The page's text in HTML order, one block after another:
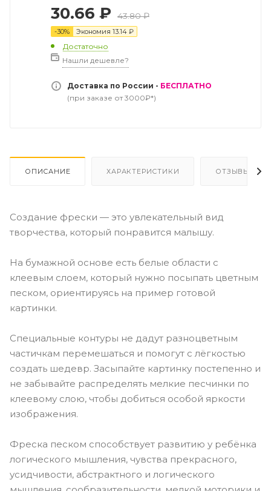
30.66 ₽ 43.80₽
-30% Экономия 13.14 ₽
Достаточно
Нашли дешевле?
Доставка по России - БЕСПЛАТНО
(при заказе от 3000₽*)
ОПИСАНИЕ ХАРАКТЕРИСТИКИ ОТЗЫВЫ
Создание фрески — это увлекательный вид
творчества, который понравится малышу.
На бумажной основе есть белые области с
клеевым слоем, который нужно посыпать цветным
песком, ориентируясь на пример готовой
картинки.
Специальные контуры не дадут разноцветным
частичкам перемешаться и помогут с лёгкостью
создать шедевр. Засыпайте картинку постепенно и
не забывайте распределять мелкие песчинки по
клеевому слою, чтобы добиться особой яркости
изображения.
Фреска песком способствует развитию у ребёнка
логического мышления, чувства прекрасного,
усидчивости, абстрактного и логического